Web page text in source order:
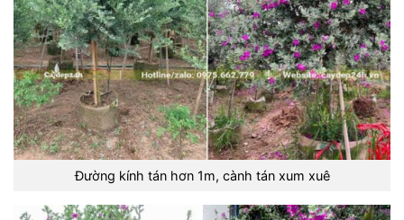
Đường kính tán hơn 1m, cành tán xum xuê